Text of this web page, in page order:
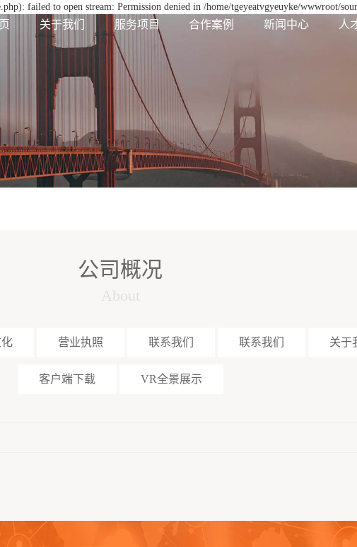
failed to open stream: Permission denied in /home/tgeyeatvgyeuyke/wwwroot/
关于我们 服务项目 合作案例 新闻中心 人
公司概况
营业执照 联系我们 联系我们 关于
客户端下载 VR全景展示